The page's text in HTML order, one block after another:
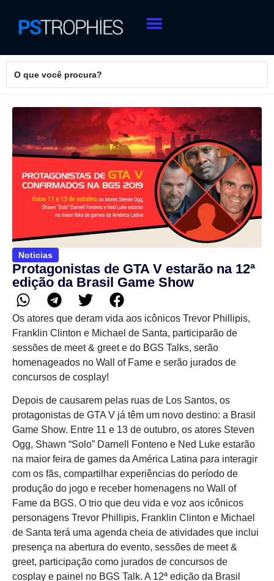
Noticias
Protagonistas de GTA V estarão na 12ª
edição da Brasil Game Show
Os atores que deram vida aos icônicos Trevor Phillipis,
Franklin Clinton e Michael de Santa, participarão de
sessões de meet & greet e do BGS Talks, serão
homenageados no Wall of Fame e serão jurados de
concursos de cosplay!
Depois de causarem pelas ruas de Los Santos, os
protagonistas de GTA V já têm um novo destino: a Brasil
Game Show. Entre 11 e 13 de outubro, os atores Steven
Ogg, Shawn “Solo” Darnell Fonteno e Ned Luke estarão
na maior feira de games da América Latina para interagir
com os fãs, compartilhar experiências do período de
produção do jogo e receber homenagens no Wall of
Fame da BGS. O trio que deu vida e voz aos icônicos
personagens Trevor Phillipis, Franklin Clinton e Michael
de Santa terá uma agenda cheia de atividades que inclui
presença na abertura do evento, sessões de meet &
greet, participação como jurados de concursos de
cosplay e painel no BGS Talk. A 12ª edição da Brasil